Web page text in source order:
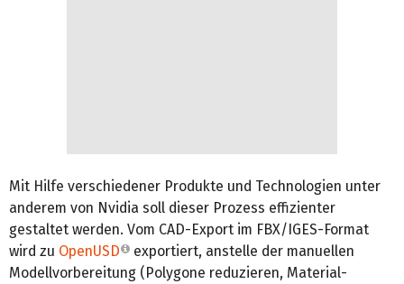
Mit Hilfe verschiedener Produkte und Technologien unter
anderem von Nvidia soll dieser Prozess effizienter
gestaltet werden. Vom CAD-Export im FBX/IGES-Format
wird zu OpenUSD
exportiert, anstelle der manuellen
Modellvorbereitung (Polygone reduzieren, Material-